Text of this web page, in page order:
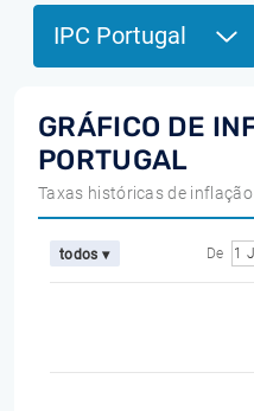
IPC Portugal
GRÁFICO DE
PORTUGAL
Taxas históricas de
todos ▾ De 1